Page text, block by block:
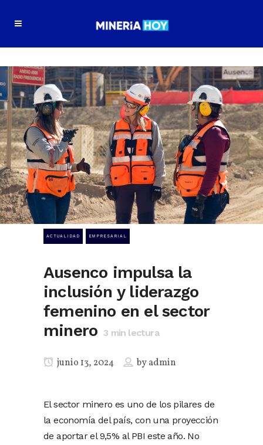
ACTUALIDAD EMPRESARIAL
Ausenco impulsa la
inclusión y liderazgo
femenino en el sector
minero 3 min lectura
junio 13, 2024 byadmin
El sector minero es uno de los pilares de
la economía del país, con una proyección
de aportar el 9,5% al PBI este año. No